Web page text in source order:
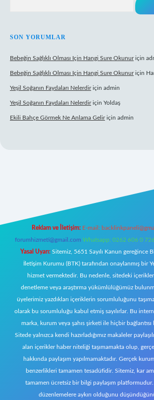
SON YORUMLAR
Bebeğin Sağlıklı Olması Için Hangi Sure Okunuriçin
Bebeğin Sağlıklı Olması Için Hangi Sure Okunuriçin
Yeşil Soğanın Faydaları Nelerdiriçin admin
Yeşil Soğanın Faydaları Nelerdiriçin Yoldaş
Ekili Bahçe Görmek Ne Anlama Geliriçin admin
Reklam ve İletişim: E-mail:
forumhizmeti@gmail.com Whatsapp: 0262 606 0
Yasal Uyarı: Sitemiz, 5651 Sayılı Kanun gereğince
İletişim Kurumu (BTK) tarafından onaylanmış bir
hizmet vermektedir. Bu nedenle, sitedeki
denetleme veya araştırma yükümlülüğümüz
üyelerimiz yazdıkları içeriklerin sorumluluğunu
olarak bu sorumluluğu kabul etmiş sayılırlar. Bu
marka, kurum veya şahıs şirketi ile hiçbir bağlantısı
Sitede yalnızca kendi hazırladığımız makaleler
alan içerikler haber niteliği taşımamakta olup,
hakkında paylaşım yapılmamaktadır. Gerçek
benzerlikleri tamamen tesadüfidir. Sitemiz, kar
tamamen ücretsiz bir bilgi paylaşım platformudur.
düzenlemelere aykırı olduğunu